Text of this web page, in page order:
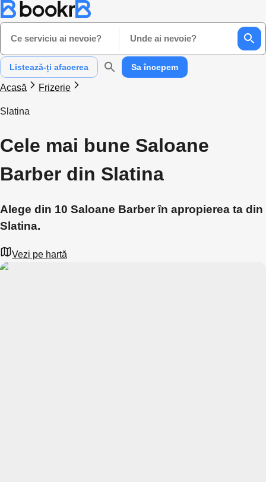
Ce serviciu ai nevoie? Unde ai nevoie?
Listează-ți afacerea Sa începem
Acasă Frizerie
Slatina
Cele mai bune Saloane
Barber din Slatina
Alege din 10 Saloane Barber în apropierea ta din
Slatina.
Vezi pe hartă